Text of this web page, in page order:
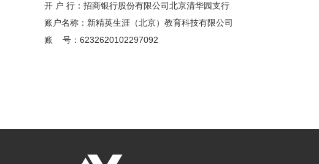
开 户 行：招商银行股份有限公司北京清华园支行
账户名称：新精英生涯（北京）教育科技有限公司
账 号：6232620102297092